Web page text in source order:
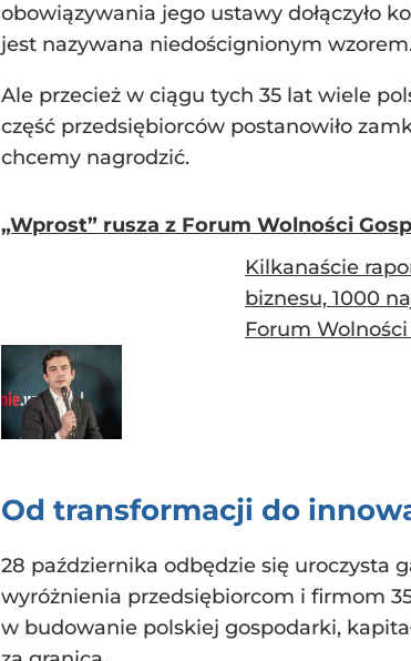
obowiązywania jego ustawy dołączyło
jest nazywana niedoścignionym
Ale przecież w ciągu tych 35 lat wiele
część przedsiębiorców postanowiło
chcemy nagrodzić.
„Wprost” rusza z Forum Wolności
Kilkanaście
biznesu, 1000
Forum
Od transformacji do
28 października odbędzie się uroczysta
wyróżnienia przedsiębiorcom i firmom
w budowanie polskiej gospodarki,